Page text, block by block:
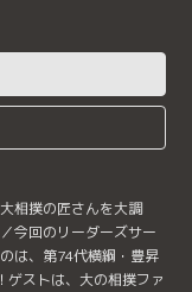
相撲の匠さんを大調
今回のリーダーズサー
は、第74代横綱・豊昇
ストは、大の相撲ファ